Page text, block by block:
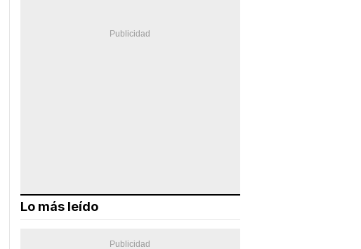
Lo más leído